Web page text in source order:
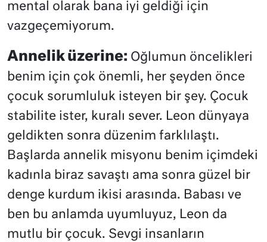
mental olarak bana iyi geldiği için
vazgeçemiyorum.
Annelik üzerine: Oğlumun öncelikleri
benim için çok önemli, her şeyden önce
çocuk sorumluluk isteyen bir şey. Çocuk
stabilite ister, kuralı sever. Leon dünyaya
geldikten sonra düzenim farklılaştı.
Başlarda annelik misyonu benim içimdeki
kadınla biraz savaştı ama sonra güzel bir
denge kurdum ikisi arasında. Babası ve
ben bu anlamda uyumluyuz, Leon da
mutlu bir çocuk. Sevgi insanların